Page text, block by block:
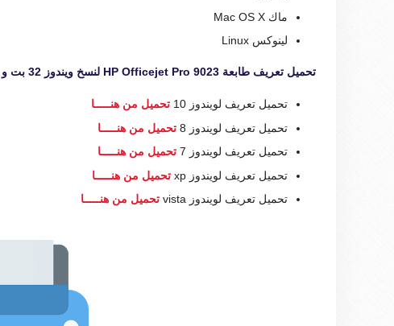
ماك Mac OS X
لينوكس Linux
تحميل تعريف طابعة HP Officejet Pro 9023 لنسخ ويندوز 32 بت و 64 بت
تحميل تعريف لويندوز 10
تحميل من هنـــــا
تحميل تعريف لويندوز 8
تحميل من هنـــــا
تحميل تعريف لويندوز 7
تحميل من هنـــــا
تحميل تعريف لويندوز xp
تحميل من هنـــــا
تحميل تعريف لويندوز vista
تحميل من هنـــــا